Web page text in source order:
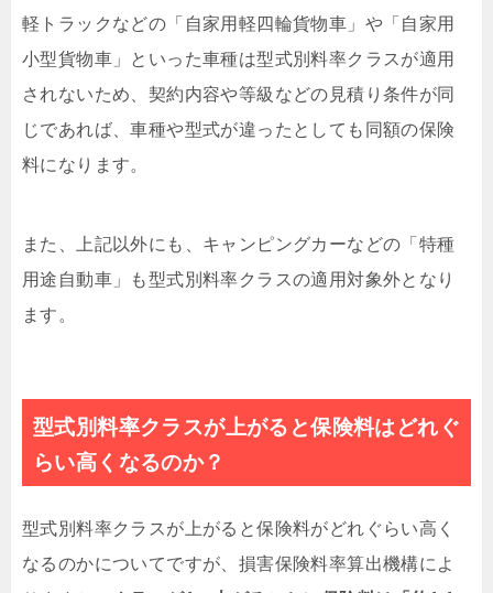
軽トラックなどの「自家用軽四輪貨物車」や「自家用
小型貨物車」といった車種は型式別料率クラスが適用
されないため、契約内容や等級などの見積り条件が同
じであれば、車種や型式が違ったとしても同額の保険
料になります。
また、上記以外にも、キャンピングカーなどの「特種
用途自動車」も型式別料率クラスの適用対象外となり
ます。
型式別料率クラスが上がると保険料はどれぐ
らい高くなるのか？
型式別料率クラスが上がると保険料がどれぐらい高く
なるのかについてですが、損害保険料率算出機構によ